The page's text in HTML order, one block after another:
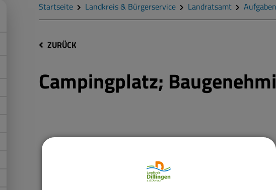
Startseite Landkreis & Bürgerservice Landratsamt Aufgaben
ZURÜCK
Campingplatz;